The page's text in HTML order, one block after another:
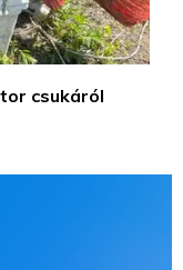
csukáról